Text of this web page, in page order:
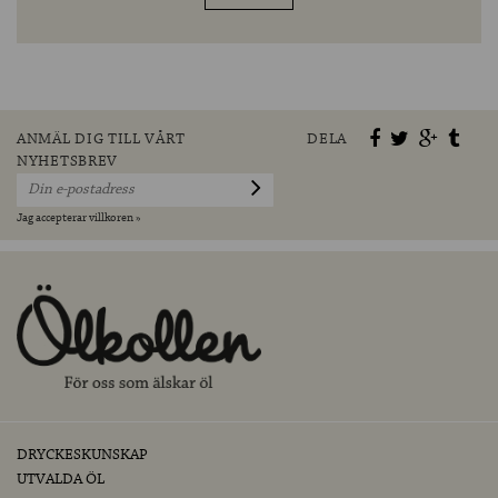
ANMÄL DIG TILL VÅRT
NYHETSBREV
Jag accepterar villkoren »
DELA
DRYCKESKUNSKAP
UTVALDA ÖL